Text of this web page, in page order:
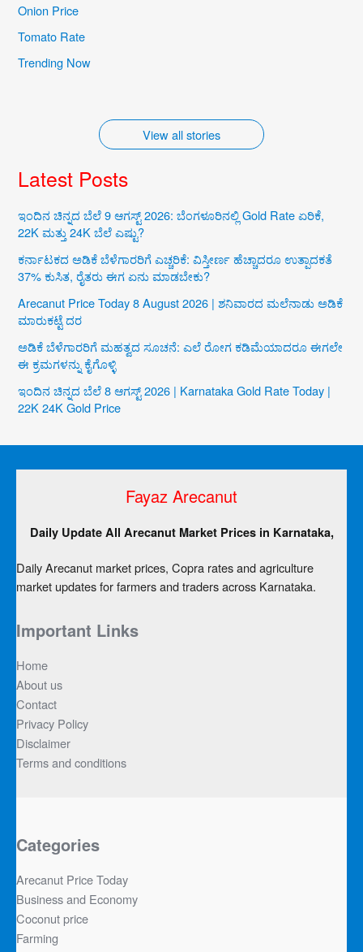
Onion Price
Tomato Rate
Trending Now
Iconic Natural
Wonders of
Karnataka
View all stories
Latest Posts
ಇಂದಿನ ಚಿನ್ನದ ಬೆಲೆ 9 ಆಗಸ್ಟ್ 2026: ಬೆಂಗಳೂರಿನಲ್ಲಿ Gold Rate ಏರಿಕೆ,
22K ಮತ್ತು 24K ಬೆಲೆ ಎಷ್ಟು?
ಕರ್ನಾಟಕದ ಅಡಿಕೆ ಬೆಳೆಗಾರರಿಗೆ ಎಚ್ಚರಿಕೆ: ವಿಸ್ತೀರ್ಣ ಹೆಚ್ಚಾದರೂ ಉತ್ಪಾದಕತೆ
37% ಕುಸಿತ, ರೈತರು ಈಗ ಏನು ಮಾಡಬೇಕು?
Arecanut Price Today 8 August 2026 | ಶನಿವಾರದ ಮಲೆನಾಡು ಅಡಿಕೆ
ಮಾರುಕಟ್ಟೆ ದರ
ಅಡಿಕೆ ಬೆಳೆಗಾರರಿಗೆ ಮಹತ್ವದ ಸೂಚನೆ: ಎಲೆ ರೋಗ ಕಡಿಮೆಯಾದರೂ ಈಗಲೇ
ಈ ಕ್ರಮಗಳನ್ನು ಕೈಗೊಳ್ಳಿ
ಇಂದಿನ ಚಿನ್ನದ ಬೆಲೆ 8 ಆಗಸ್ಟ್ 2026 | Karnataka Gold Rate Today |
22K 24K Gold Price
Fayaz Arecanut
Daily Update All Arecanut Market Prices in Karnataka,
Daily Arecanut market prices, Copra rates and agriculture
market updates for farmers and traders across Karnataka.
Important Links
Home
About us
Contact
Privacy Policy
Disclaimer
Terms and conditions
Categories
Arecanut Price Today
Business and Economy
Coconut price
Farming